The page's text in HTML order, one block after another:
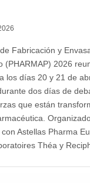
Fabricación y
(PHARMAP) 2026
los días 20 y 21 de
dos días de
que están
Astellas Pharma
Théa y